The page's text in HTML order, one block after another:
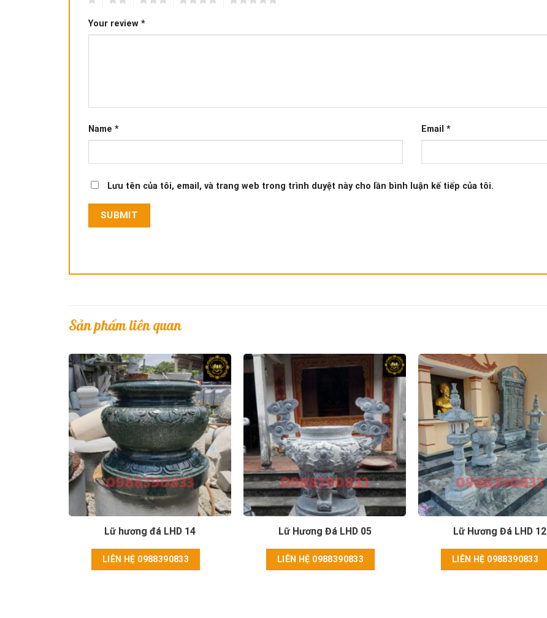
Your review *
Name * Email *
Lưu tên của tôi, email, và trang web trong trình duyệt này cho lần bình luận kế tiếp của tôi.
Sản phẩm liên quan
Lữ hương đá LHD 14
LIÊN HỆ 0988390833
Lữ Hương Đá LHD 05
LIÊN HỆ 0988390833
Lữ Hương Đá LHD 12
LIÊN HỆ 0988390833